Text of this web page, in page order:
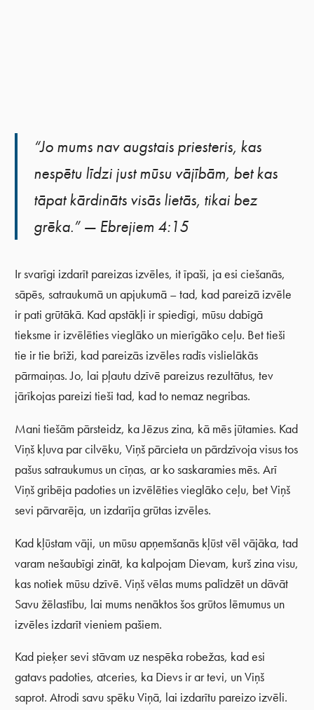
“Jo mums nav augstais priesteris, kas
nespētu līdzi just mūsu vājībām, bet kas
tāpat kārdināts visās lietās, tikai bez
grēka.” — Ebrejiem 4:15
Ir svarīgi izdarīt pareizas izvēles, it īpaši, ja esi ciešanās,
sāpēs, satraukumā un apjukumā – tad, kad pareizā izvēle
ir pati grūtākā. Kad apstākļi ir spiedīgi, mūsu dabīgā
tieksme ir izvēlēties vieglāko un mierīgāko ceļu. Bet tieši
tie ir tie brīži, kad pareizās izvēles radīs vislielākās
pārmaiņas. Jo, lai pļautu dzīvē pareizus rezultātus, tev
jārīkojas pareizi tieši tad, kad to nemaz negribas.
Mani tiešām pārsteidz, ka Jēzus zina, kā mēs jūtamies. Kad
Viņš kļuva par cilvēku, Viņš pārcieta un pārdzīvoja visus tos
pašus satraukumus un cīņas, ar ko saskaramies mēs. Arī
Viņš gribēja padoties un izvēlēties vieglāko ceļu, bet Viņš
sevi pārvarēja, un izdarīja grūtas izvēles.
Kad kļūstam vāji, un mūsu apņemšanās kļūst vēl vājāka, tad
varam nešaubīgi zināt, ka kalpojam Dievam, kurš zina visu,
kas notiek mūsu dzīvē. Viņš vēlas mums palīdzēt un dāvāt
Savu žēlastību, lai mums nenāktos šos grūtos lēmumus un
izvēles izdarīt vieniem pašiem.
Kad pieķer sevi stāvam uz nespēka robežas, kad esi
gatavs padoties, atceries, ka Dievs ir ar tevi, un Viņš
saprot. Atrodi savu spēku Viņā, lai izdarītu pareizo izvēli.